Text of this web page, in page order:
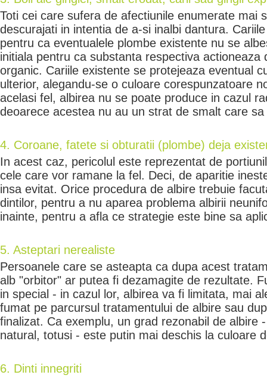
Toti cei care sufera de afectiunile enumerate mai
descurajati in intentia de a-si inalbi dantura.
pentru ca eventualele plombe existente nu se
initiala pentru ca substanta respectiva actioneaza
organic. Cariile existente se protejeaza eventual
ulterior, alegandu-se o culoare corespunzatoare
acelasi fel, albirea nu se poate produce in cazul
deoarece acestea nu au un strat de smalt care
4. Coroane, fatete si obturatii (plombe) deja
In acest caz, pericolul este reprezentat de
cele care vor ramane la fel. Deci, de aparitie
insa evitat. Orice procedura de albire trebuie
dintilor, pentru a nu aparea problema albirii
inainte, pentru a afla ce strategie este bine sa
5. Asteptari nerealiste
Persoanele care se asteapta ca dupa acest
alb "orbitor" ar putea fi dezamagite de rezultate.
in special - in cazul lor, albirea va fi limitata, mai
fumat pe parcursul tratamentului de albire sau
finalizat. Ca exemplu, un grad rezonabil de albire
natural, totusi - este putin mai deschis la culoare
6. Dinti innegriti